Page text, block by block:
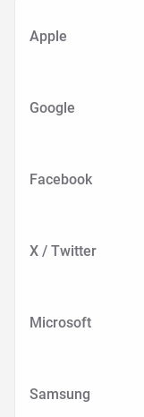
Apple
Google
Facebook
X / Twitter
Microsoft
Samsung